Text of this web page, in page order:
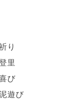
り
里
び
遊び